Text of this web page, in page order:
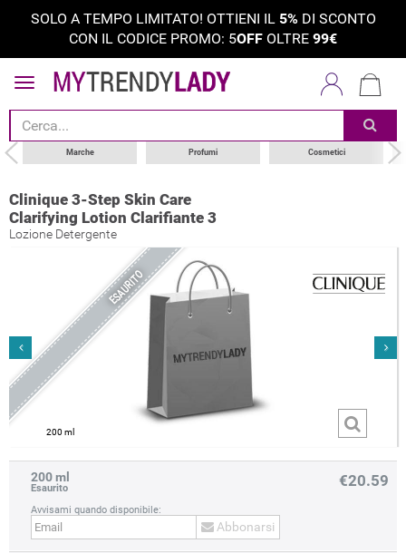
SOLO A TEMPO LIMITATO! OTTIENI IL 5% DI SCONTO
CON IL CODICE PROMO: 5OFF OLTRE 99€
Marche Profumi Cosmetici
Clinique 3-Step Skin Care
Clarifying Lotion Clarifiante 3
Lozione Detergente
ESAURITO
200 ml
200 ml
Esaurito
Avvisami quando disponibile:
Abbonarsi
€20.59